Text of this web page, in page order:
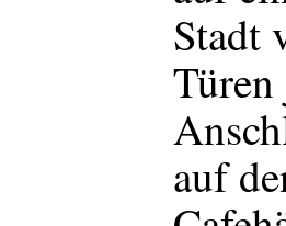
Stadt
Türen
auf